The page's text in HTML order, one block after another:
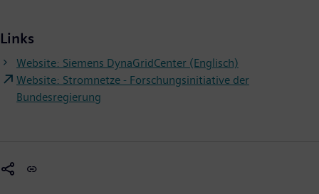
Links
Website: Siemens DynaGridCenter (Englisch)
Website: Stromnetze - Forschungsinitiative der
Bundesregierung